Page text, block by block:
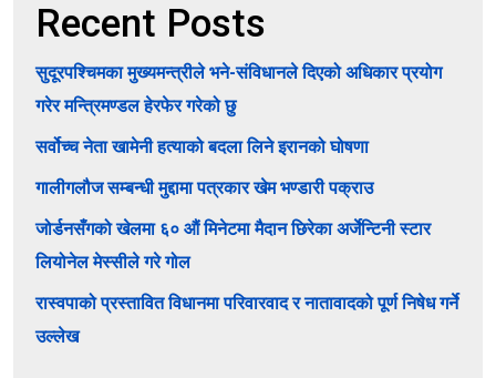
Recent Posts
सुदूरपश्चिमका मुख्यमन्त्रीले भने-संविधानले दिएको अधिकार प्रयोग
गरेर मन्त्रिमण्डल हेरफेर गरेको छु
सर्वोच्च नेता खामेनी हत्याको बदला लिने इरानको घोषणा
गालीगलौज सम्बन्धी मुद्दामा पत्रकार खेम भण्डारी पक्राउ
जोर्डनसँगको खेलमा ६० औं मिनेटमा मैदान छिरेका अर्जेन्टिनी स्टार
लियोनेल मेस्सीले गरे गोल
रास्वपाको प्रस्तावित विधानमा परिवारवाद र नातावादको पूर्ण निषेध गर्ने
उल्लेख